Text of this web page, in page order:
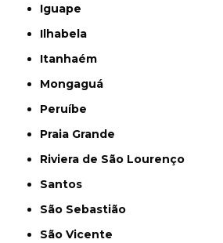
Iguape
Ilhabela
Itanhaém
Mongaguá
Peruíbe
Praia Grande
Riviera de São Lourenço
Santos
São Sebastião
São Vicente